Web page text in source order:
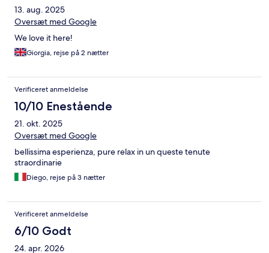
13. aug. 2025
Oversæt med Google
We love it here!
Giorgia, rejse på 2 nætter
Verificeret anmeldelse
10/10 Enestående
21. okt. 2025
Oversæt med Google
bellissima esperienza, pure relax in un queste tenute
straordinarie
Diego, rejse på 3 nætter
Verificeret anmeldelse
6/10 Godt
24. apr. 2026